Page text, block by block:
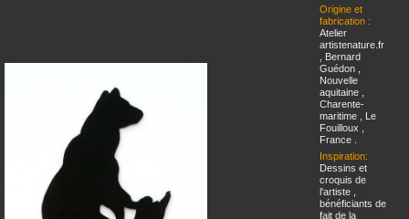
Origine et
fabrication :
Atelier
artistenature.fr
, Bernard
Guédon ,
Nouvelle
aquitaine ,
Charente-
maritime , Le
Fouilloux ,
France .
Inspiration:
Dessins et
croquis de
l'artiste ,
bénéficiants de
fait de la